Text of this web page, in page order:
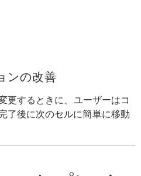
ンの改善
更するときに、ユーザーはコ
了後に次のセルに簡単に移動